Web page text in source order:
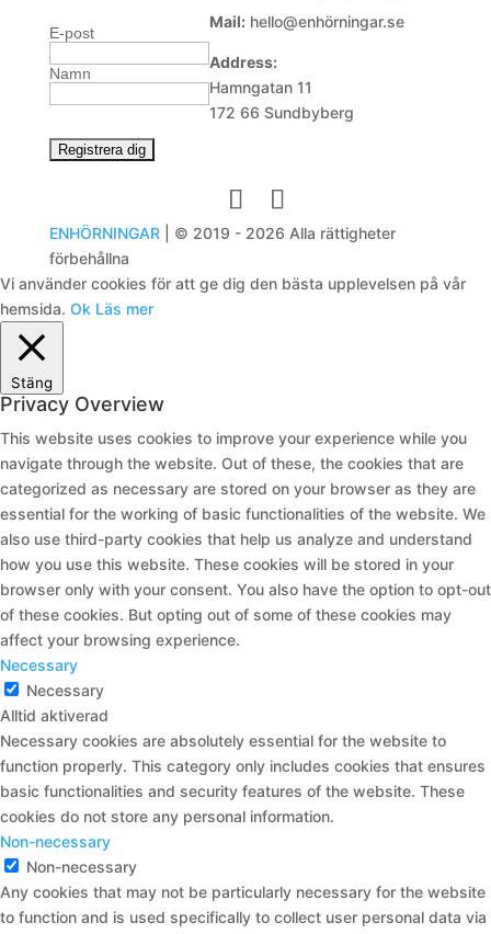
E-post
Namn
Mail:hello@enhörningar.se
Address:
Hamngatan 11
172 66 Sundbyberg
ENHÖRNINGAR| © 2019 - 2026 Alla rättigheter
förbehållna
Vi använder cookies för att ge dig den bästa upplevelsen på vår
hemsida. Ok Läs mer
Stäng
Privacy Overview
This website uses cookies to improve your experience while you
navigate through the website. Out of these, the cookies that are
categorized as necessary are stored on your browser as they are
essential for the working of basic functionalities of the website. We
also use third-party cookies that help us analyze and understand
how you use this website. These cookies will be stored in your
browser only with your consent. You also have the option to opt-out
of these cookies. But opting out of some of these cookies may
affect your browsing experience.
Necessary
Necessary
Alltid aktiverad
Necessary cookies are absolutely essential for the website to
function properly. This category only includes cookies that ensures
basic functionalities and security features of the website. These
cookies do not store any personal information.
Non-necessary
Non-necessary
Any cookies that may not be particularly necessary for the website
to function and is used specifically to collect user personal data via